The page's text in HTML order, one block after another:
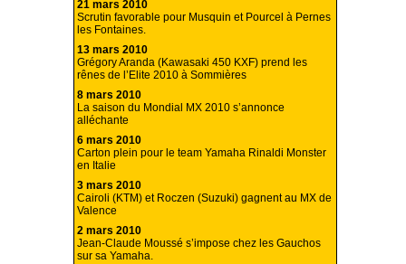
21 mars 2010
Scrutin favorable pour Musquin et Pourcel à Pernes
les Fontaines.
13 mars 2010
Grégory Aranda (Kawasaki 450 KXF) prend les
rênes de l’Elite 2010 à Sommières
8 mars 2010
La saison du Mondial MX 2010 s’annonce
alléchante
6 mars 2010
Carton plein pour le team Yamaha Rinaldi Monster
en Italie
3 mars 2010
Cairoli (KTM) et Roczen (Suzuki) gagnent au MX de
Valence
2 mars 2010
Jean-Claude Moussé s’impose chez les Gauchos
sur sa Yamaha.